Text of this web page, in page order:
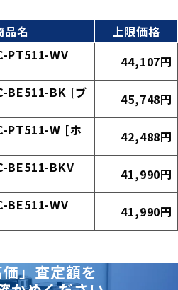
品名
上限価格
PT511-WV
44,107円
BE511-BK [ブ
45,748円
PT511-W [ホ
42,488円
BE511-BKV
41,990円
BE511-WV
41,990円
」査定額を